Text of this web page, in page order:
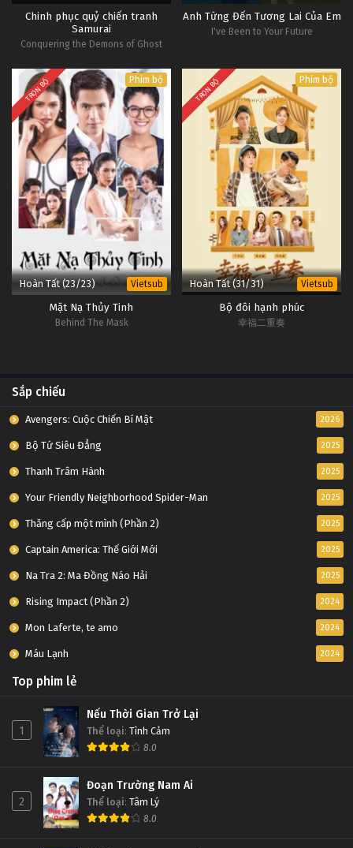
Chinh phục quỷ chiến tranh
Samurai
Conquering the Demons of Ghost
Anh Từng Đến Tương Lai Của Em
I've Been to Your Future
TRỌN BỘ Phim bộ
Hoàn Tất (23/23) Vietsub
Mặt Nạ Thủy Tinh
Behind The Mask
TRỌN BỘ Phim bộ
Hoàn Tất (31/31) Vietsub
Bộ đôi hạnh phúc
幸福二重奏
Sắp chiếu
Avengers: Cuộc Chiến Bí Mật 2026
Bộ Tứ Siêu Đẳng 2025
Thanh Trâm Hành 2025
Your Friendly Neighborhood Spider-Man 2025
Thăng cấp một mình (Phần 2) 2025
Captain America: Thế Giới Mới 2025
Na Tra 2: Ma Đồng Náo Hải 2025
Rising Impact (Phần 2) 2024
Mon Laferte, te amo 2024
Máu Lạnh 2024
Top phim lẻ
1
Nếu Thời Gian Trở Lại
Thể loại: Tình Cảm
8.0
2
Đoạn Trường Nam Ai
Thể loại: Tâm Lý
8.0